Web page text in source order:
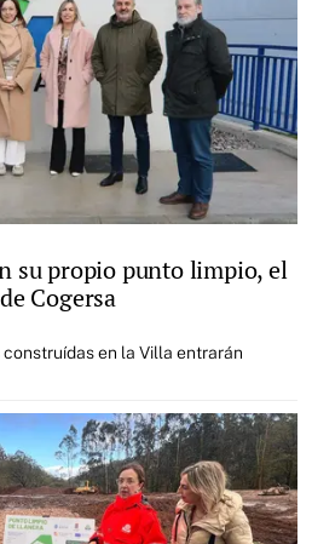
su propio punto limpio, el
Cogersa
en la Villa entrarán